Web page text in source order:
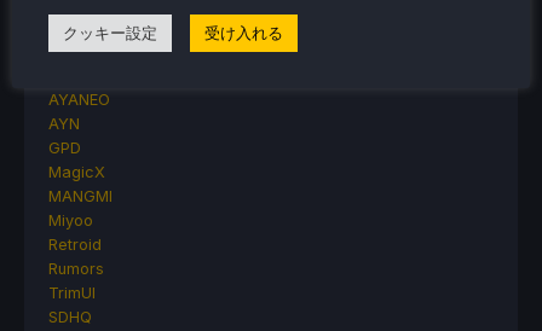
Proton
Retro Handhelds
AYANEO
AYN
GPD
MagicX
MANGMI
Miyoo
Retroid
Rumors
TrimUI
SDHQ
クッキー設定 受け入れる